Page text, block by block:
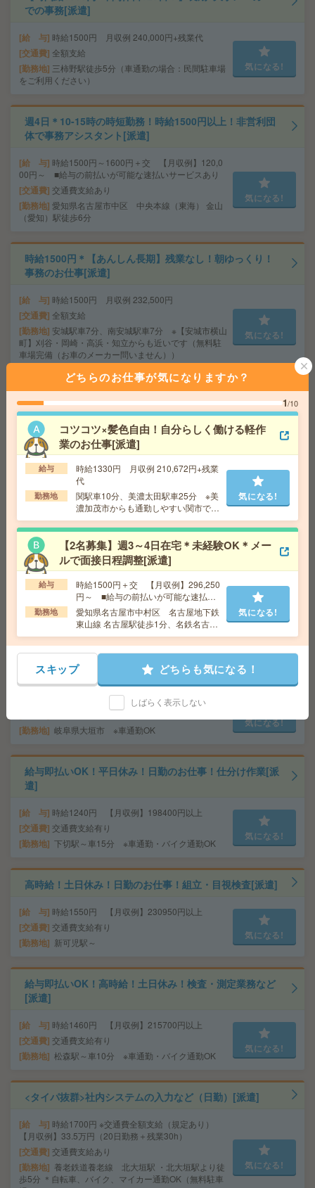
での事務[派遣]
給 与 時給1500円 月収例 240,000円+残業代
交通費 全額支給
勤務地 三柿野駅徒歩5分（車通勤の場合：民間駐車場
をご利用ください）
気になる!
週4日＊10-15時の時短勤務！時給1500円以上！非営利団
体で事務アシスタント[派遣]
給 与 時給1500円～1600円＋交 【月収例】120,0
00円～ ■給与の前払いが可能な速払いサービスあり
交通費 交通費支給あり
勤務地 愛知県名古屋市中区 中央本線（東海） 金山
（愛知）駅徒歩6分
気になる!
時給1500円＊【あんしん長期】残業なし！朝ゆっくり！
事務のお仕事[派遣]
給 与 時給1500円 月収例 232,500円
交通費 全額支給
勤務地 安城駅車7分、南安城駅車7分 ※【安城市横山
町】刈谷・岡崎・高浜・知立からも近いです（無料駐
車場完備（お車のメーカー問いません））
気になる!
1800円＊＜蒲郡市！英語に抵抗がなければOK！庶務メイ
ンの事務スタッフ＞[派遣]
給 与
時給1800円～1900円 月収例 288,000円～3
04,000円+残業代
交通費 全額支給
蒲郡競艇場前駅車5分（無料駐車場ありま
す！）
気になる!
給与即払いOK！高時給！土日休み！目視検査業務など[派
遣]
給 与 時給1500円 【月収例】240000円以上
交通費 交通費支給有り
勤務地 関下有知駅～徒歩30分 ※車通勤・バイク通
勤OK
気になる!
座り仕事！給与即払いOK！高時給！平日休み！顕微鏡検
査[派遣]
時給1550円 【月収例】229400円以上
交通費支給有り
勤務地 岐阜県大垣市 ※車通勤OK
気になる!
給与即払いOK！平日休み！日勤のお仕事！仕分け作業[派
遣]
給 与 時給1240円 【月収例】198400円以上
交通費 交通費支給有り
勤務地 下切駅～車15分 ※車通勤・バイク通勤OK
気になる!
高時給！土日休み！日勤のお仕事！組立・目視検査[派遣]
給 与 時給1550円 【月収例】230950円以上
交通費 交通費支給有り
勤務地 新可児駅～
気になる!
給与即払いOK！高時給！土日休み！検査・測定業務など
[派遣]
給 与 時給1460円 【月収例】215700円以上
交通費 交通費支給有り
勤務地 松森駅～車10分 ※車通勤・バイク通勤OK
気になる!
<タイパ抜群>社内システムの入力など（日勤）[派遣]
給 与 時給1700円 ※交通費全額支給（規定あり）
【月収例】33.5万円（20日勤務＋残業30h）
交通費 交通費支給あり
勤務地
養老鉄道養老線 北大垣駅 ・北大垣駅より徒
歩5分 ＊自転車、バイク、マイカー通勤OK（無料駐車
気になる!
どちらのお仕事が気になりますか？
1/10
コツコツ×髪色自由！自分らしく働ける軽作
業のお仕事[派遣]
給与
時給1330円 月収例 210,672円+残業
代
勤務地
関駅車10分、美濃太田駅車25分 ※美
濃加茂市からも通勤しやすい関市で
す！（無料駐車場あります！制服通勤
もOK）
気になる!
【2名募集】週3～4日在宅＊未経験OK＊メー
ルで面接日程調整[派遣]
給与
時給1500円＋交 【月収例】296,250
円～ ■給与の前払いが可能な速払い
サービスあり
勤務地
愛知県名古屋市中村区 名古屋地下鉄
東山線 名古屋駅徒歩1分、名鉄名古屋
本線 名鉄名古屋駅徒歩1分
気になる!
スキップ どちらも気になる！
しばらく表示しない